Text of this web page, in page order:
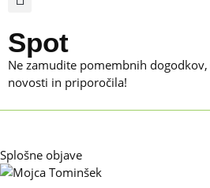
Spot
Ne zamudite pomembnih
novosti in priporočila!
Splošne objave